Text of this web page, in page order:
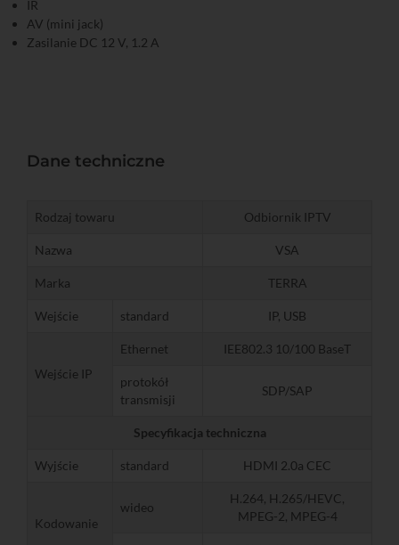
IR
AV (mini jack)
Zasilanie DC 12 V, 1.2 A
Dane techniczne
Rodzaj towaru Odbiornik IPTV
Nazwa VSA
Marka TERRA
Wejście standard IP, USB
Wejście IP
Ethernet IEE802.3 10/100 BaseT
protokół
transmisji
SDP/SAP
Specyfikacja techniczna
Wyjście standard HDMI 2.0a CEC
Kodowanie
wideo
H.264, H.265/HEVC,
MPEG-2, MPEG-4